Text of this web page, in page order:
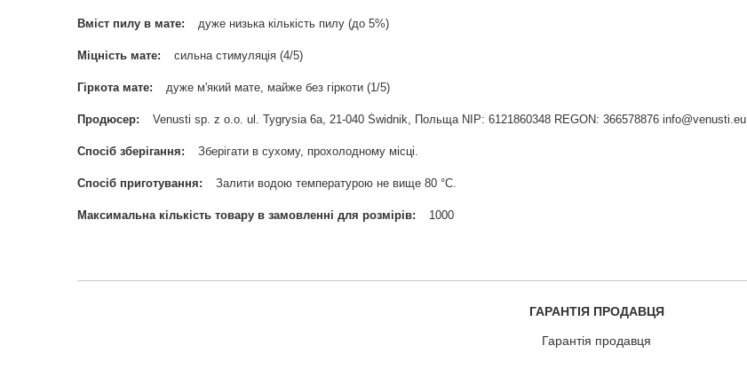
Вміст пилу в мате дуже низька кількість пилу (до 5%)
Міцність мате сильна стимуляція (4/5)
Гіркота мате дуже м'який мате, майже без гіркоти (1/5)
Продюсер Venusti sp. z o.o. ul. Tygrysia 6a, 21-040 Świdnik, Польща NIP: 6121860348 REGON: 366578876 info@venusti.eu
Спосіб зберігання Зберігати в сухому, прохолодному місці.
Спосіб приготування Залити водою температурою не вище 80 °С.
Максимальна кількість товару в замовленні для розмірів 1000
ГАРАНТІЯ ПРОДАВЦЯ
Гарантія продавця